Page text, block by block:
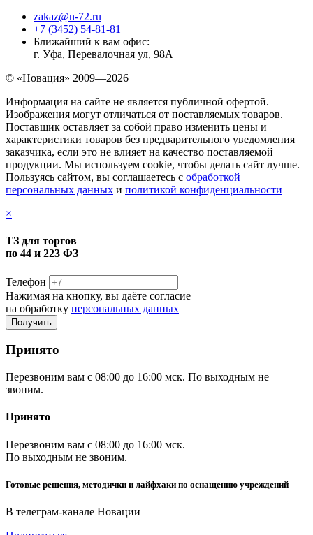
zakaz@n-72.ru
+7 (3452) 54-81-81
Ближайший к вам офис:
г. Уфа, Перевалочная ул, 98А
© «Новация» 2009—2026
Информация на сайте не является публичной офертой.
Изображения могут отличаться от поставляемых товаров.
Поставщик оставляет за собой право изменить цены и
характеристики товаров без предварительного уведомления
заказчика, если это не влияет на качество поставляемой
продукции. Мы используем cookie, чтобы делать сайт лучше.
Пользуясь сайтом, вы соглашаетесь с обработкой
персональных данных и политикой конфиденциальности
×
ТЗ для торгов
по 44 и 223 ФЗ
Телефон
Нажимая на кнопку, вы даёте согласие
на обработку персональных данных
Принято
Перезвоним вам с 08:00 до 16:00 мск. По выходным не
звоним.
Принято
Перезвоним вам с 08:00 до 16:00 мск.
По выходным не звоним.
Готовые решения, методички и лайфхаки по оснащению учреждений
В телеграм-канале Новации